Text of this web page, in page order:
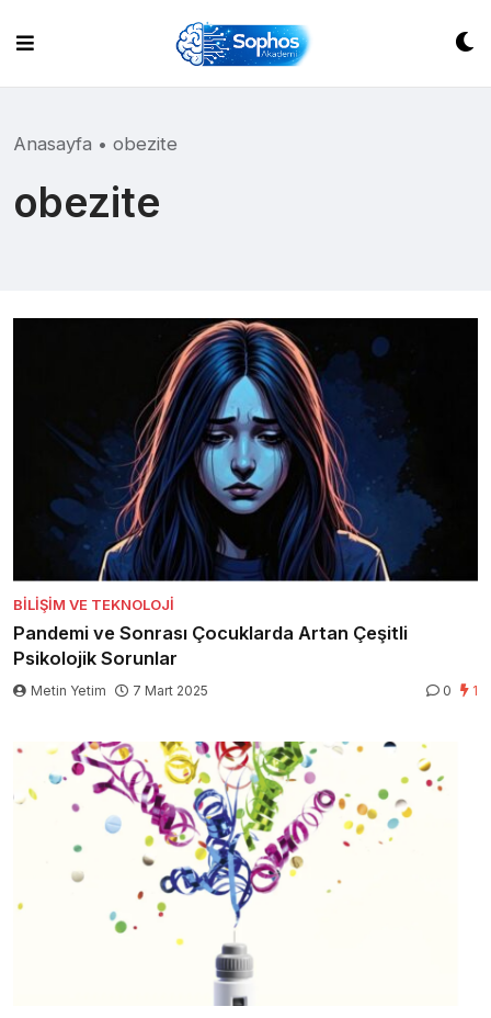
content
Anasayfa • obezite
obezite
BILIŞIM VE TEKNOLOJI
Pandemi ve Sonrası Çocuklarda Artan Çeşitli
Psikolojik Sorunlar
Metin Yetim 7 Mart 2025 0 1